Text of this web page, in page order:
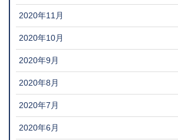
2020年11月
2020年10月
2020年9月
2020年8月
2020年7月
2020年6月